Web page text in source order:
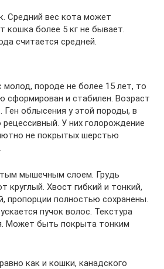
Средний вес кота может
кошка более 5 кг не бывает.
считается средней.
молод, породе не более 15 лет, то
сформирован и стабилен. Возраст
Ген облысения у этой породы, в
У них голорождение
не покрытых шерстью
мышечным слоем. Грудь
круглый. Хвост гибкий и тонкий,
пропорции полностью сохранены.
пучок волос. Текстура
Может быть покрыта тонким
как и кошки, канадского